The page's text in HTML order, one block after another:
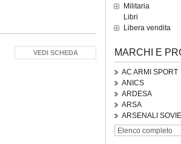
VEDI SCHEDA
Militaria
Libri
Libera vendita
MARCHI E
AC ARMI SPORT
ANICS
ARDESA
ARSA
ARSENALI